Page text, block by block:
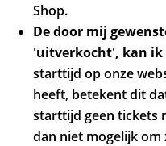
Shop.
De door mij
'uitverkocht', kan ik
starttijd op onze
heeft, betekent dit
starttijd geen tickets
dan niet mogelijk